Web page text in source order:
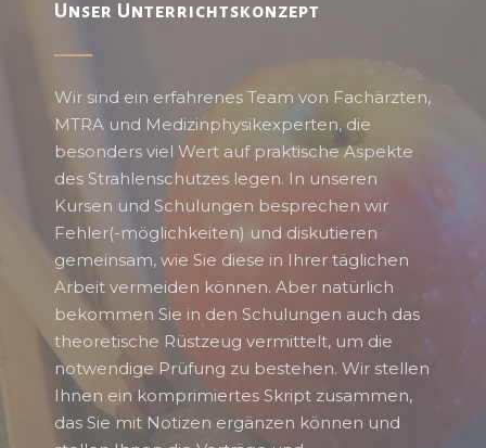
Unser Unterrichtskonzept
Wir sind ein erfahrenes Team von Fachärzten,
MTRA und Medizinphysikexperten, die
besonders viel Wert auf praktische Aspekte
des Strahlenschutzes legen. In unseren
Kursen und Schulungen besprechen wir
Fehler(-möglichkeiten) und diskutieren
gemeinsam, wie Sie diese in Ihrer täglichen
Arbeit vermeiden können. Aber natürlich
bekommen Sie in den Schulungen auch das
theoretische Rüstzeug vermittelt, um die
notwendige Prüfung zu bestehen. Wir stellen
Ihnen ein komprimiertes Skript zusammen,
das Sie mit Notizen ergänzen können und